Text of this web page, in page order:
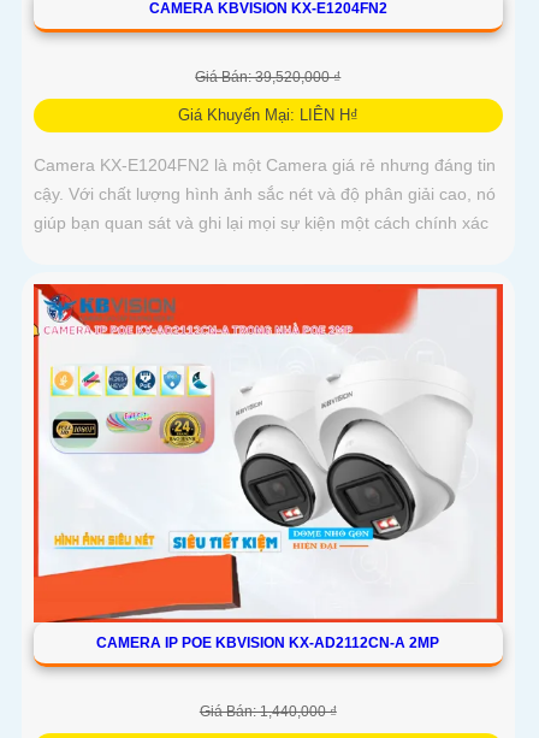
CAMERA KBVISION KX-E1204FN2
Giá Bán: 39,520,000 ₫
Giá Khuyến Mại: LIÊN H₫
Camera KX-E1204FN2 là một Camera giá rẻ nhưng đáng tin
cậy. Với chất lượng hình ảnh sắc nét và độ phân giải cao, nó
giúp bạn quan sát và ghi lại mọi sự kiện một cách chính xác
CAMERA IP POE KBVISION KX-AD2112CN-A 2MP
Giá Bán: 1,440,000 ₫